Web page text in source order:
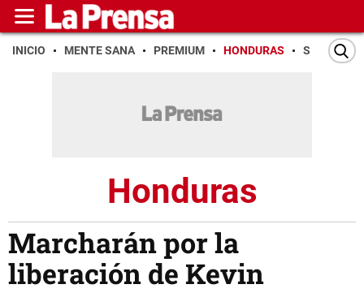
INICIO MENTE SANA PREMIUM HONDURAS SAN PEDRO
Honduras
Marcharán por la
liberación de Kevin